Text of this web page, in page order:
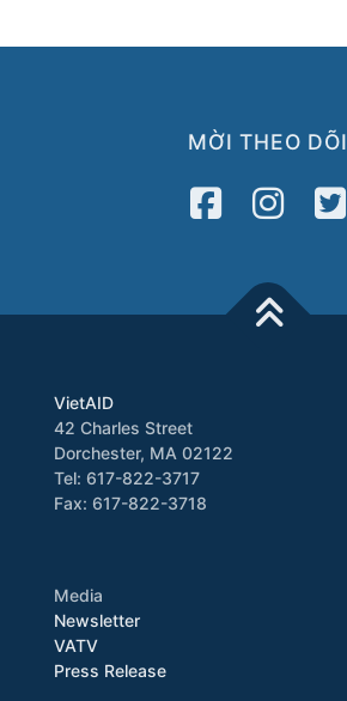
MỜI THEO DÕI
VietAID
42 Charles Street
Dorchester, MA 02122
Tel: 617-822-3717
Fax: 617-822-3718
Media
Newsletter
VATV
Press Release